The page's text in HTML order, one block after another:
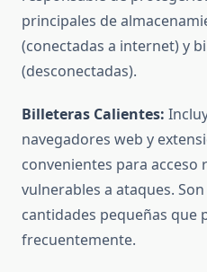
principales de
(conectadas a internet) y
(desconectadas).
Billeteras Calientes:
navegadores web y
convenientes para acceso
vulnerables a ataques.
cantidades pequeñas que
frecuentemente.